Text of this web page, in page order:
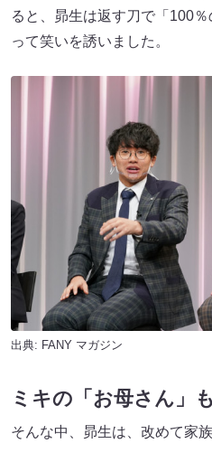
ると、昴生は返す刀で「100
って笑いを誘いました。
出典: FANY マガジン
ミキの「お母さん」
そんな中、昴生は、改めて家